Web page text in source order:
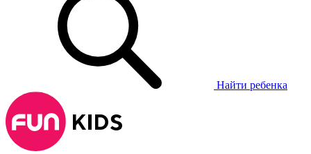
Найти ребенка